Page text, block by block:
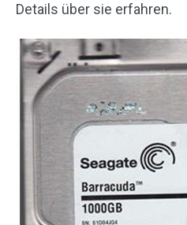
Details über sie erfahren.